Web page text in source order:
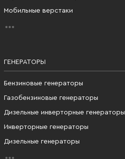
Мобильные верстаки
ГЕНЕРАТОРЫ
Бензиновые генераторы
Газобензиновые генераторы
Дизельные инверторные генераторы
Инверторные генераторы
Дизельные генераторы